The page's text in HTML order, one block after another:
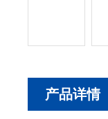
产品详情